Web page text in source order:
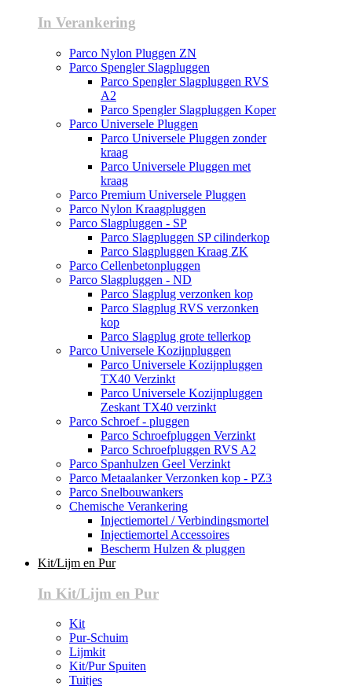
In Verankering
Parco Nylon Pluggen ZN
Parco Spengler Slagpluggen
Parco Spengler Slagpluggen RVS
A2
Parco Spengler Slagpluggen Koper
Parco Universele Pluggen
Parco Universele Pluggen zonder
kraag
Parco Universele Pluggen met
kraag
Parco Premium Universele Pluggen
Parco Nylon Kraagpluggen
Parco Slagpluggen - SP
Parco Slagpluggen SP cilinderkop
Parco Slagpluggen Kraag ZK
Parco Cellenbetonpluggen
Parco Slagpluggen - ND
Parco Slagplug verzonken kop
Parco Slagplug RVS verzonken
kop
Parco Slagplug grote tellerkop
Parco Universele Kozijnpluggen
Parco Universele Kozijnpluggen
TX40 Verzinkt
Parco Universele Kozijnpluggen
Zeskant TX40 verzinkt
Parco Schroef - pluggen
Parco Schroefpluggen Verzinkt
Parco Schroefpluggen RVS A2
Parco Spanhulzen Geel Verzinkt
Parco Metaalanker Verzonken kop - PZ3
Parco Snelbouwankers
Chemische Verankering
Injectiemortel / Verbindingsmortel
Injectiemortel Accessoires
Bescherm Hulzen & pluggen
Kit/Lijm en Pur
In Kit/Lijm en Pur
Kit
Pur-Schuim
Lijmkit
Kit/Pur Spuiten
Tuitjes